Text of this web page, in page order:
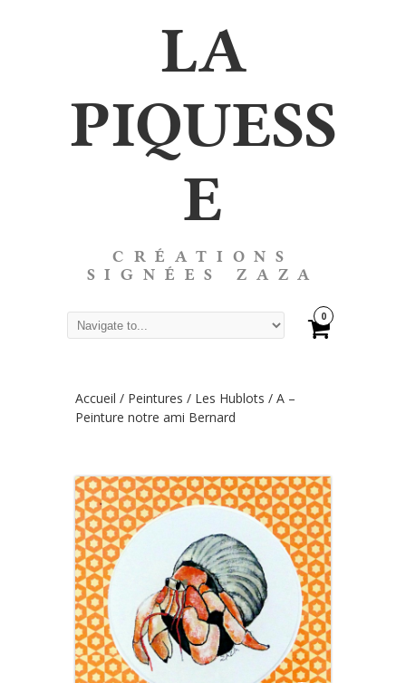
LA
PIQUESS
E
CRÉATIONS
SIGNÉES ZAZA
0
Accueil / Peintures / Les Hublots / A –
Peinture notre ami Bernard